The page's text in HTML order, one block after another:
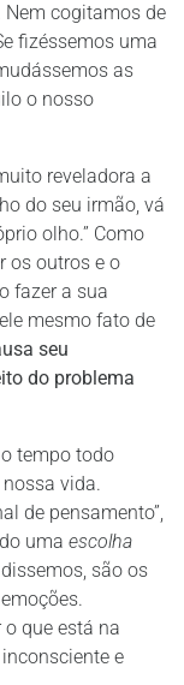
cogitamos de
fizéssemos uma
as
o nosso
reveladora a
do seu irmão, vá
olho.” Como
os outros e o
fazer a sua
mesmo fato de
seu
do problema
tempo todo
vida.
de pensamento”,
uma escolha
são os
que está na
e